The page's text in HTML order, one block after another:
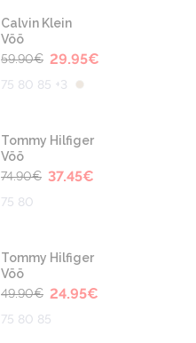
-50%
Calvin Klein
Vöö
59.90€ 29.95€
75 80 85 +3
-50%
Tommy Hilfiger
Vöö
74.90€ 37.45€
75 80
-50%
Tommy Hilfiger
Vöö
49.90€ 24.95€
75 80 85